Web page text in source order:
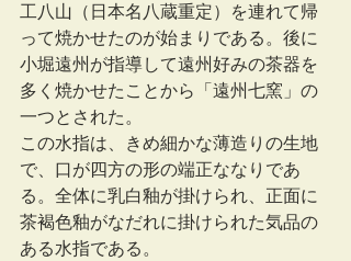
工八山（日本名八蔵重定）を連れて帰
って焼かせたのが始まりである。後に
小堀遠州が指導して遠州好みの茶器を
多く焼かせたことから「遠州七窯」の
一つとされた。
この水指は、きめ細かな薄造りの生地
で、口が四方の形の端正ななりであ
る。全体に乳白釉が掛けられ、正面に
茶褐色釉がなだれに掛けられた気品の
ある水指である。